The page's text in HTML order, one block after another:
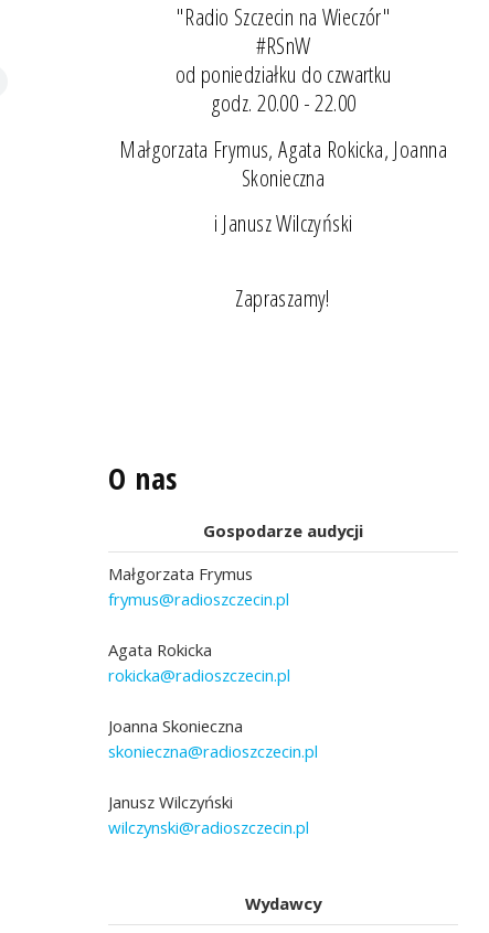
"Radio Szczecin na Wieczór"
#RSnW
od poniedziałku do czwartku
godz. 20.00 - 22.00
Małgorzata Frymus, Agata Rokicka, Joanna
Skonieczna
i Janusz Wilczyński
Zapraszamy!
O nas
Gospodarze audycji
Małgorzata Frymus
frymus@radioszczecin.pl
Agata Rokicka
rokicka@radioszczecin.pl
Joanna Skonieczna
skonieczna@radioszczecin.pl
Janusz Wilczyński
wilczynski@radioszczecin.pl
Wydawcy